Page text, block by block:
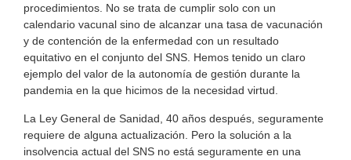
procedimientos. No se trata de cumplir solo con un
calendario vacunal sino de alcanzar una tasa de vacunación
y de contención de la enfermedad con un resultado
equitativo en el conjunto del SNS. Hemos tenido un claro
ejemplo del valor de la autonomía de gestión durante la
pandemia en la que hicimos de la necesidad virtud.
La Ley General de Sanidad, 40 años después, seguramente
requiere de alguna actualización. Pero la solución a la
insolvencia actual del SNS no está seguramente en una